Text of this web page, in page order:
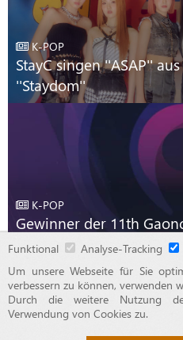
Funktional
Analyse-Tracking
Um unsere Webseite für Sie
verbessern zu können, verwenden
Durch die weitere Nutzung
Verwendung von Cookies zu.
K-POP
StayC singen ''ASAP''
''Staydom''
K-POP
Gewinner der 11th
2021
© 2015 -